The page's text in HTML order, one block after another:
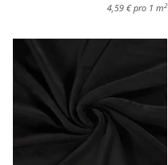
4,59 € pro 1 m 2